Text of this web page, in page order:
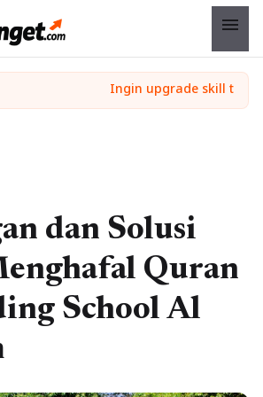
menu
dan Solusi
Quran
School Al